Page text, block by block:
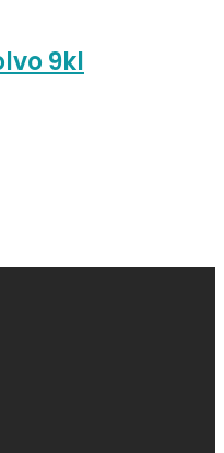
9kl